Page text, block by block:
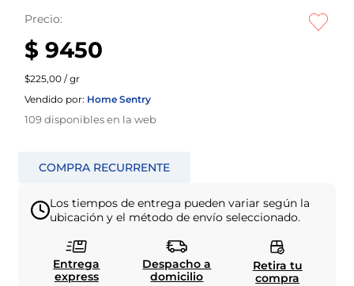
Precio:
$ 9450
$225,00 / gr
Vendido por: Home Sentry
109disponibles en la web
Los tiempos de entrega pueden variar según la
ubicación y el método de envío seleccionado.
Entrega
express
Despacho a
domicilio
Retira tu
compra